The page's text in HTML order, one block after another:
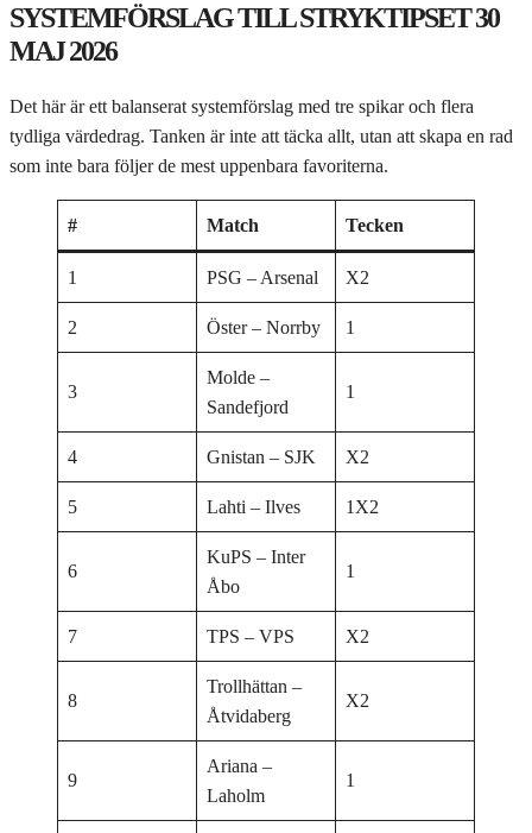
SYSTEMFÖRSLAG TILL STRYKTIPSET 30
MAJ 2026
Det här är ett balanserat systemförslag med tre spikar och flera
tydliga värdedrag. Tanken är inte att täcka allt, utan att skapa en rad
som inte bara följer de mest uppenbara favoriterna.
# Match Tecken
1 PSG – Arsenal X2
2 Öster – Norrby 1
3
Molde –
Sandefjord
1
4 Gnistan – SJK X2
5 Lahti – Ilves 1X2
6
KuPS – Inter
Åbo
1
7 TPS – VPS X2
8
Trollhättan –
Åtvidaberg
X2
9
Ariana –
Laholm
1